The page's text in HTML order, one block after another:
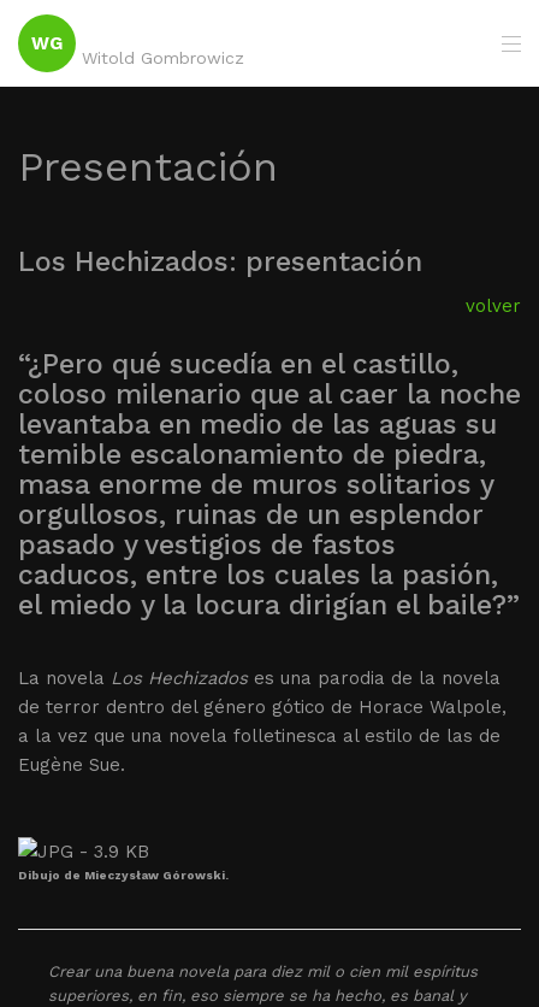
WG
Witold Gombrowicz
Presentación
Los Hechizados: presentación
volver
“¿Pero qué sucedía en el castillo,
coloso milenario que al caer la noche
levantaba en medio de las aguas su
temible escalonamiento de piedra,
masa enorme de muros solitarios y
orgullosos, ruinas de un esplendor
pasado y vestigios de fastos
caducos, entre los cuales la pasión,
el miedo y la locura dirigían el baile?”
La novela Los Hechizadoses una parodia de la novela
de terror dentro del género gótico de Horace Walpole,
a la vez que una novela folletinesca al estilo de las de
Eugène Sue.
Dibujo de Mieczysław Górowski.
Crear una buena novela para diez mil o cien mil espíritus
superiores, en fin, eso siempre se ha hecho, es banal y